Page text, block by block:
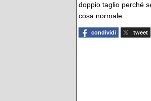
doppio taglio perché
cosa normale.
condividi tweet